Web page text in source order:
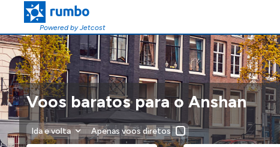
Powered by Jetcost
Voos baratos para o Anshan
Ida e volta Apenas voos diretos